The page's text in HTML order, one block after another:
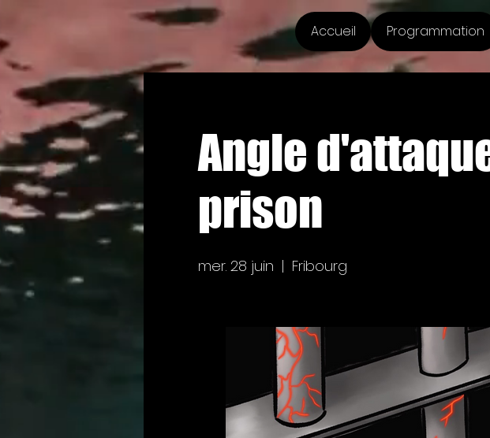
Accueil Programmation
Angle
prison
mer. 28 juin
  |
Fribourg